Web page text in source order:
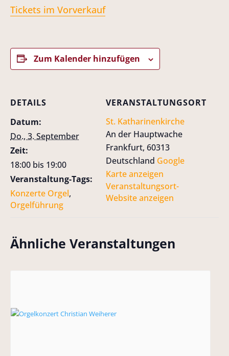
Tickets im Vorverkauf
Zum Kalender hinzufügen
DETAILS
Datum:
Do., 3. September
Zeit:
18:00 bis 19:00
Veranstaltung-Tags:
Konzerte Orgel,
Orgelführung
VERANSTALTUNGSORT
St. Katharinenkirche
An der Hauptwache
Frankfurt, 60313
Deutschland Google
Karte anzeigen
Veranstaltungsort-
Website anzeigen
Ähnliche Veranstaltungen